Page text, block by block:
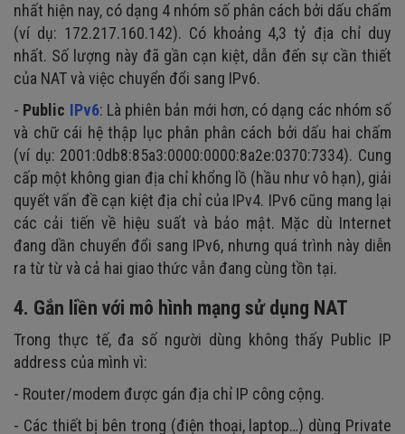
nhất hiện nay, có dạng 4 nhóm số phân cách bởi dấu chấm
(ví dụ: 172.217.160.142). Có khoảng 4,3 tỷ địa chỉ duy
nhất. Số lượng này đã gần cạn kiệt, dẫn đến sự cần thiết
của NAT và việc chuyển đổi sang IPv6.
- Public IPv6: Là phiên bản mới hơn, có dạng các nhóm số
và chữ cái hệ thập lục phân phân cách bởi dấu hai chấm
(ví dụ: 2001:0db8:85a3:0000:0000:8a2e:0370:7334). Cung
cấp một không gian địa chỉ khổng lồ (hầu như vô hạn), giải
quyết vấn đề cạn kiệt địa chỉ của IPv4. IPv6 cũng mang lại
các cải tiến về hiệu suất và bảo mật. Mặc dù Internet
đang dần chuyển đổi sang IPv6, nhưng quá trình này diễn
ra từ từ và cả hai giao thức vẫn đang cùng tồn tại.
4. Gắn liền với mô hình mạng sử dụng NAT
Trong thực tế, đa số người dùng không thấy Public IP
address của mình vì:
- Router/modem được gán địa chỉ IP công cộng.
- Các thiết bị bên trong (điện thoại, laptop…) dùng Private